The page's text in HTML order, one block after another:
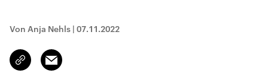
Von Anja Nehls | 07.11.2022
Link
kopieren/teilen
Email